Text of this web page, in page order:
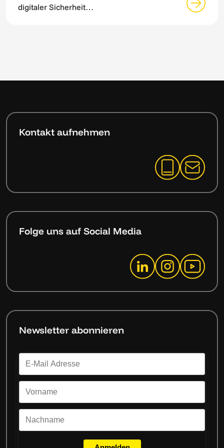
digitaler Sicherheit…
Kontakt aufnehmen
Folge uns auf Social Media
Newsletter abonnieren